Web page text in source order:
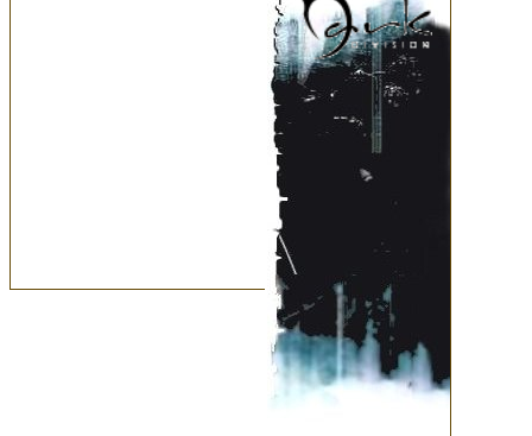
приобщались и изумленно
посыпались вопросы - а где
Особенно, если его еще
записывать. Дело за малым -
работать. И, вот она,
покатившуюся в горку
ударник в компании
вскоре и были задержаны
ножом и нанесении тяжких
подумайте плохого! Через
доказана, обстоятельства
извинения за нервотрепку,
отложить. А дальше кризис,
неуверенность в
Поэтому только в начале
Студия "Ruslan Records"
проверяет команду на
бесследно исчез хозяин
находится в федеральном